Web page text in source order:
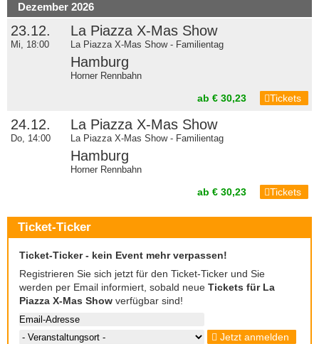
Dezember 2026
23.12.
Mi, 18:00
La Piazza X-Mas Show
La Piazza X-Mas Show - Familientag
Hamburg
Horner Rennbahn
ab € 30,23 Tickets
24.12.
Do, 14:00
La Piazza X-Mas Show
La Piazza X-Mas Show - Familientag
Hamburg
Horner Rennbahn
ab € 30,23 Tickets
Ticket-Ticker
Ticket-Ticker - kein Event mehr verpassen!
Registrieren Sie sich jetzt für den Ticket-Ticker und Sie
werden per Email informiert, sobald neue Tickets für La
Piazza X-Mas Show verfügbar sind!
Jetzt anmelden